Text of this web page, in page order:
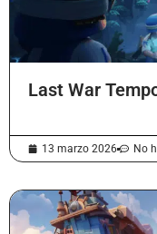
Last War
13 marzo 2026 No